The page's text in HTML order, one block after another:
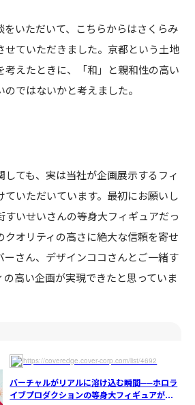
をいただいて、こちらからはさくらみ
せていただきました。京都という土地
考えたときに、「和」と親和性の高い
ではないかと考えました。
しても、実は当社が企画展示するフィ
ていただいています。最初にお願いし
すいせいさんの等身大フィギュアだっ
クオリティの高さに絶大な信頼を寄せ
ーさん、デザインココさんとご一緒す
高い企画が実現できたと思っていま
https://coveredge.cover-corp.com/list/4692
バーチャルがリアルに溶け込む瞬間──ホロラ
イブプロダクションの等身大フィギュアがで